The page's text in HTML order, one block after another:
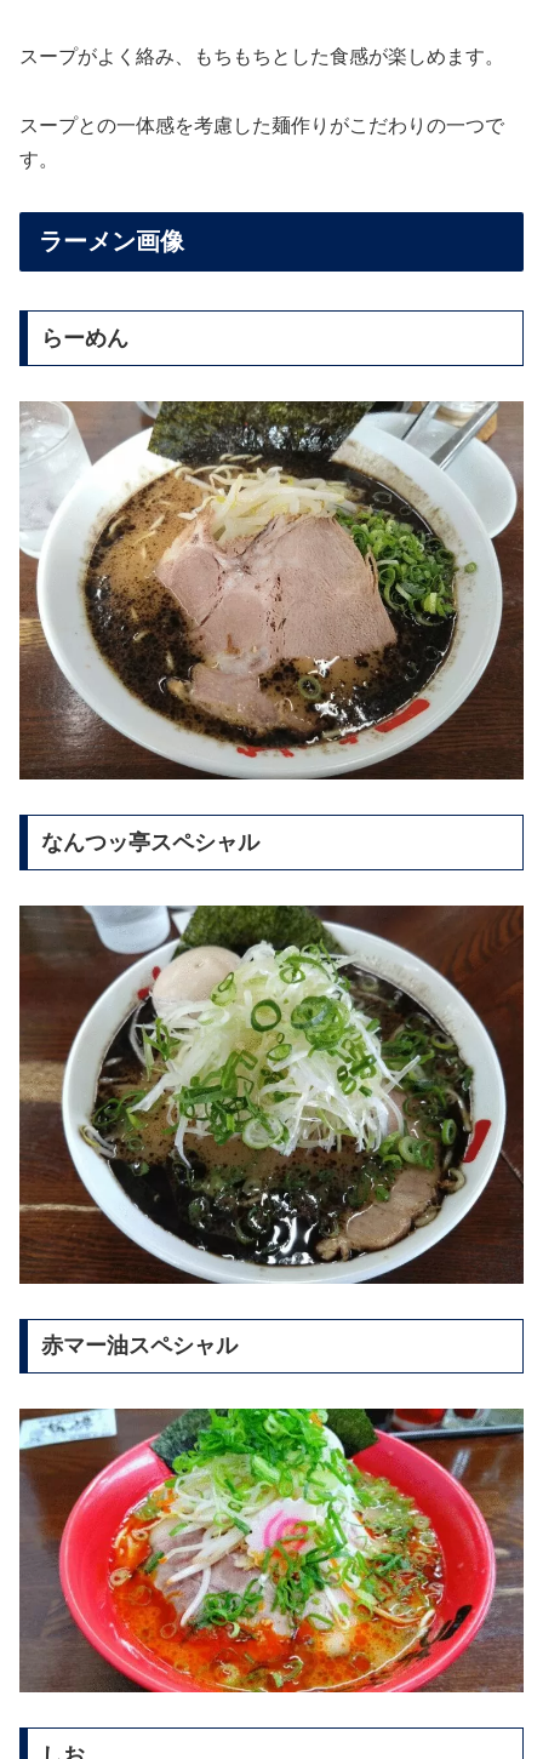
スープがよく絡み、もちもちとした食感が楽しめます。
スープとの一体感を考慮した麺作りがこだわりの一つで
す。
ラーメン画像
らーめん
なんつッ亭スペシャル
赤マー油スペシャル